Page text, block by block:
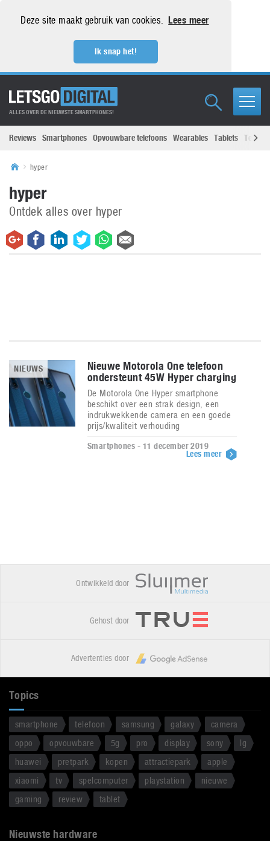
Deze site maakt gebruik van cookies. Lees meer
Ik snap het!
ALLES OVER DE NIEUWSTE SMARTPHONES!
Reviews Smartphones Opvouwbare telefoons Wearables Tablets
hyper
hyper
Ontdek alles over hyper
NIEUWS
Nieuwe Motorola One telefoon
ondersteunt 45W Hyper charging
De Motorola One Hyper smartphone
beschikt over een strak design, een
indrukwekkende camera en een goede
prijs/kwaliteit verhouding
Smartphones - 11 december 2019
Lees meer
Ontwikkeld door
Gehost door
Advertenties door
Topics
smartphone telefoon samsung galaxy
camera
oppo
opvouwbare 5g pro display sony
lg
huawei
pretpark kopen attractiepark
apple
xiaomi
tv spelcomputer playstation
nieuwe
gaming
review tablet
Nieuwste hardware